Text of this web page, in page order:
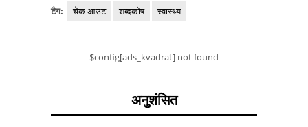
टैग: चेक आउट शब्दकोष स्वास्थ्य
$config[ads_kvadrat] not found
अनुशंसित